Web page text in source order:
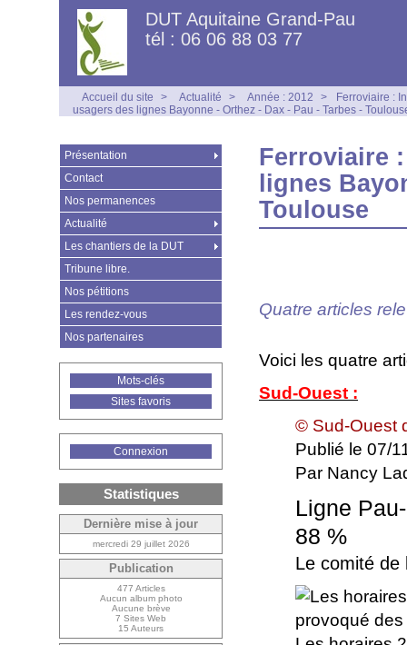
DUT Aquitaine Grand-Pau
tél : 06 06 88 03 77
Accueil du site > Actualité > Année : 2012 >
Ferroviaire :
usagers des lignes Bayonne - Orthez - Dax - Pau - Tarbes -
Ferroviaire
lignes
Toulouse
Quatre articles
Voici les quatre
Sud-Ouest :
© Sud-Ouest
Publié le 07/
Par Nancy
Ligne
88 %
Le comité de
Présentation
Contact
Nos permanences
Actualité
Les chantiers de la DUT
Tribune libre.
Nos pétitions
Les rendez-vous
Nos partenaires
Mots-clés
Sites favoris
Connexion
Statistiques
Dernière mise à jour
mercredi 29 juillet 2026
Publication
477 Articles
Aucun album photo
Aucune brève
7 Sites Web
15 Auteurs